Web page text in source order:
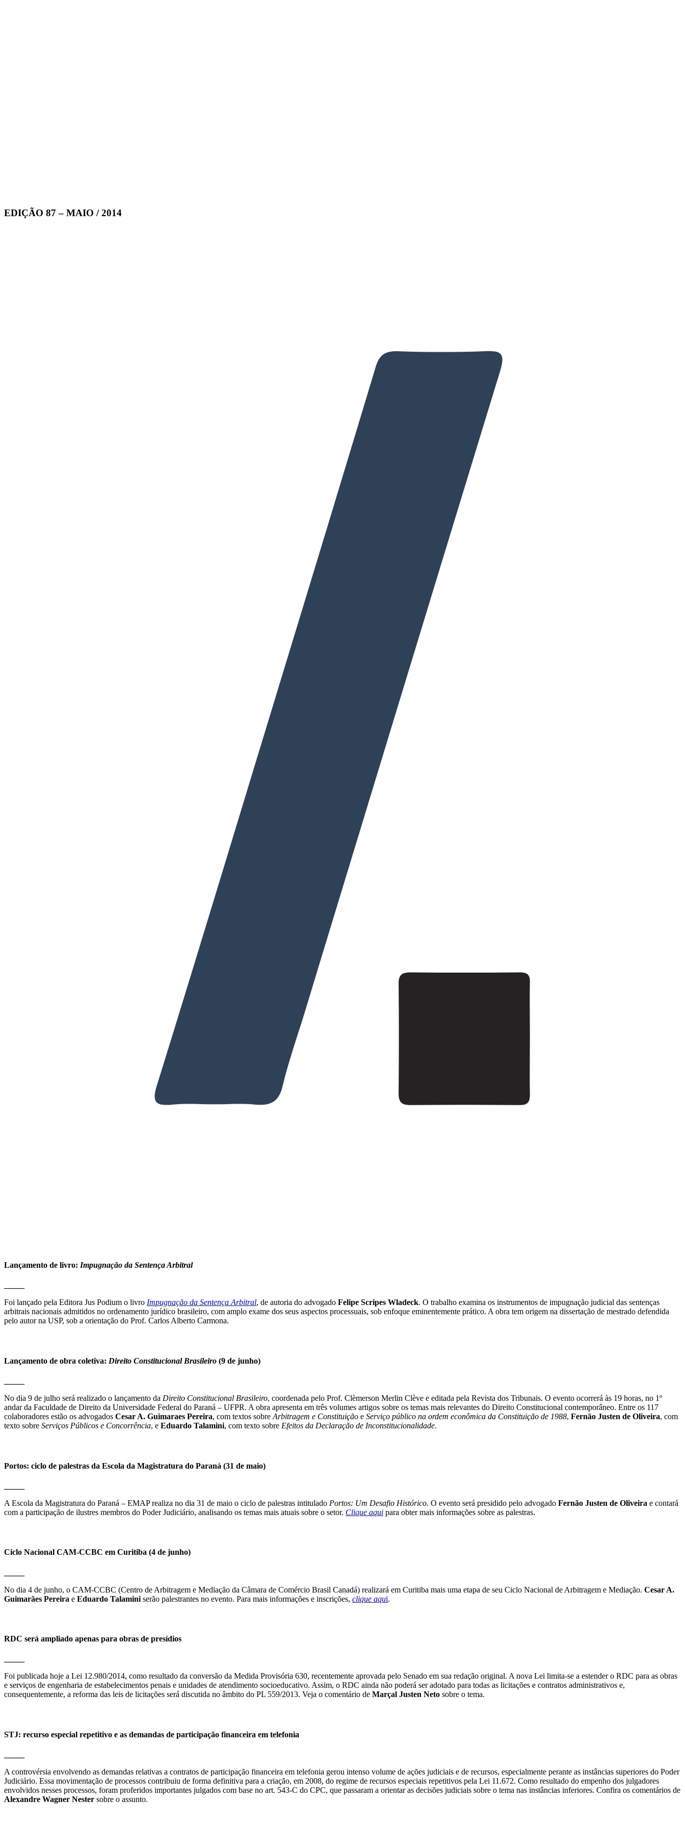
EDIÇÃO 87 – MAIO / 2014
Lançamento de livro: Impugnação da Sentença Arbitral
Foi lançado pela Editora Jus Podium o livro Impugnação da Sentença Arbitral, de autoria do advogado Felipe Scripes Wladeck. O trabalho examina os instrumentos de impugnação judicial das sentenças
arbitrais nacionais admitidos no ordenamento jurídico brasileiro, com amplo exame dos seus aspectos processuais, sob enfoque eminentemente prático. A obra tem origem na dissertação de mestrado defendida
pelo autor na USP, sob a orientação do Prof. Carlos Alberto Carmona.
Lançamento de obra coletiva: Direito Constitucional Brasileiro (9 de junho)
No dia 9 de julho será realizado o lançamento da Direito Constitucional Brasileiro, coordenada pelo Prof. Clèmerson Merlin Clève e editada pela Revista dos Tribunais. O evento ocorrerá às 19 horas, no 1º
andar da Faculdade de Direito da Universidade Federal do Paraná – UFPR. A obra apresenta em três volumes artigos sobre os temas mais relevantes do Direito Constitucional contemporâneo. Entre os 117
colaboradores estão os advogados Cesar A. Guimaraes Pereira, com textos sobre Arbitragem e Constituição e Serviço público na ordem econômica da Constituição de 1988, Fernão Justen de Oliveira, com
texto sobre Serviços Públicos e Concorrência, e Eduardo Talamini, com texto sobre Efeitos da Declaração de Inconstitucionalidade.
Portos: ciclo de palestras da Escola da Magistratura do Paraná (31 de maio)
A Escola da Magistratura do Paraná – EMAP realiza no dia 31 de maio o ciclo de palestras intitulado Portos: Um Desafio Histórico. O evento será presidido pelo advogado Fernão Justen de Oliveira e contará
com a participação de ilustres membros do Poder Judiciário, analisando os temas mais atuais sobre o setor. Clique aqui para obter mais informações sobre as palestras.
Ciclo Nacional CAM-CCBC em Curitiba (4 de junho)
No dia 4 de junho, o CAM-CCBC (Centro de Arbitragem e Mediação da Câmara de Comércio Brasil Canadá) realizará em Curitiba mais uma etapa de seu Ciclo Nacional de Arbitragem e Mediação. Cesar A.
Guimarães Pereira e Eduardo Talamini serão palestrantes no evento. Para mais informações e inscrições, clique aqui.
RDC será ampliado apenas para obras de presídios
Foi publicada hoje a Lei 12.980/2014, como resultado da conversão da Medida Provisória 630, recentemente aprovada pelo Senado em sua redação original. A nova Lei limita-se a estender o RDC para as obras
e serviços de engenharia de estabelecimentos penais e unidades de atendimento socioeducativo. Assim, o RDC ainda não poderá ser adotado para todas as licitações e contratos administrativos e,
consequentemente, a reforma das leis de licitações será discutida no âmbito do PL 559/2013. Veja o comentário de Marçal Justen Neto sobre o tema.
STJ: recurso especial repetitivo e as demandas de participação financeira em telefonia
A controvérsia envolvendo as demandas relativas a contratos de participação financeira em telefonia gerou intenso volume de ações judiciais e de recursos, especialmente perante as instâncias superiores do Poder
Judiciário. Essa movimentação de processos contribuiu de forma definitiva para a criação, em 2008, do regime de recursos especiais repetitivos pela Lei 11.672. Como resultado do empenho dos julgadores
envolvidos nesses processos, foram proferidos importantes julgados com base no art. 543-C do CPC, que passaram a orientar as decisões judiciais sobre o tema nas instâncias inferiores. Confira os comentários de
Alexandre Wagner Nester sobre o assunto.